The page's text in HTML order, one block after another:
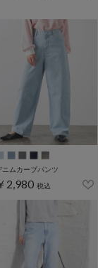
ニムカーブパンツ
2,980 税込